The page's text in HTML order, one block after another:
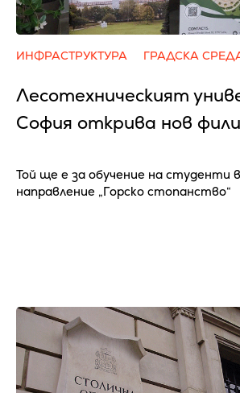
ИНФРАСТРУКТУРА ГРАДСКА
Лесотехническият
София открива нов
Той ще е за обучение на студенти
направление „Горско стопанство“